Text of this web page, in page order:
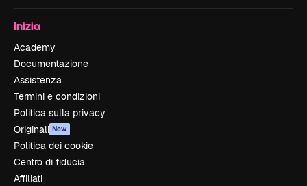
Inizia
Academy
Documentazione
Assistenza
Termini e condizioni
Politica sulla privacy
Originali New
Politica dei cookie
Centro di fiducia
Affiliati